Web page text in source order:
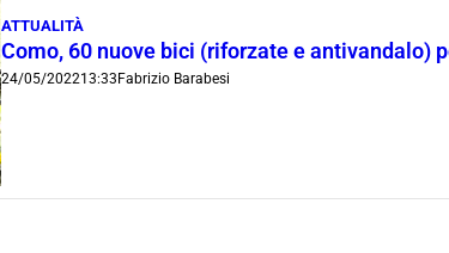
ATTUALITÀ
Como, 60 nuove bici (riforzate e antivandalo)
24/05/202213:33 Fabrizio Barabesi